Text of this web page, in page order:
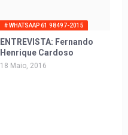
# WHATSAAP 61 98497-2015
ENTREVISTA: Fernando
Henrique Cardoso
18 Maio, 2016